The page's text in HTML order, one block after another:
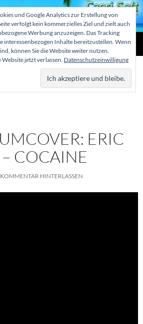
database
MENÜ
2014
ERIC
COCAINE
KOMMENTAR HINTERLASSEN
und Google Analytics zur Erstellung von
verfolgt kein kommerzielles Ziel und zielt auch
Werbung anzuzeigen. Das Tracking
interessenbezogen Inhalte bereitzustellen. Wenn
können Sie die Website weiter nutzen.
jetzt verlassen. Datenschutzeinwilligung